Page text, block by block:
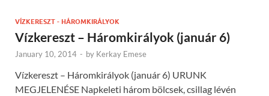
VÍZKERESZT - HÁROMKIRÁLYOK
Vízkereszt – Háromkirályok (január 6)
January 10, 2014 - by Kerkay Emese
Vízkereszt – Háromkirályok (január 6) URUNK
MEGJELENÉSE Napkeleti három bölcsek, csillag lévén